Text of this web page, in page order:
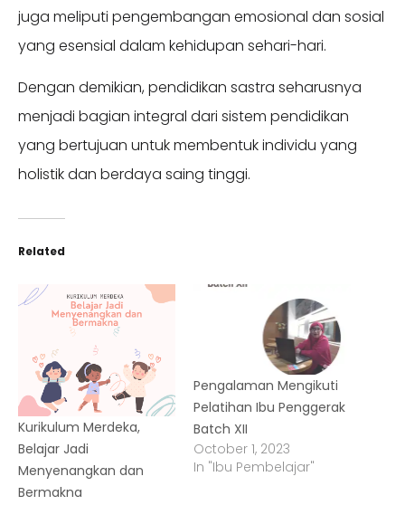
juga meliputi pengembangan emosional dan sosial
yang esensial dalam kehidupan sehari-hari.
Dengan demikian, pendidikan sastra seharusnya
menjadi bagian integral dari sistem pendidikan
yang bertujuan untuk membentuk individu yang
holistik dan berdaya saing tinggi.
Related
Kurikulum Merdeka,
Belajar Jadi
Menyenangkan dan
Bermakna
Pengalaman Mengikuti
Pelatihan Ibu Penggerak
Batch XII
October 1, 2023
In "Ibu Pembelajar"